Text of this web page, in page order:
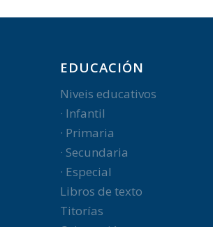
EDUCACIÓN
Niveis educativos
· Infantil
· Primaria
· Secundaria
· Especial
Libros de texto
Titorías